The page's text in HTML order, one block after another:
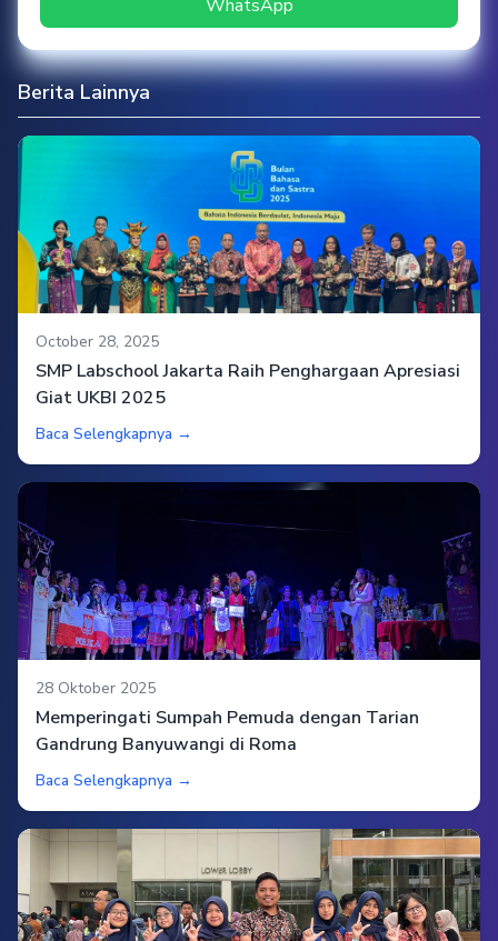
WhatsApp
Berita Lainnya
October 28, 2025
SMP Labschool Jakarta Raih Penghargaan Apresiasi
Giat UKBI 2025
Baca Selengkapnya →
28 Oktober 2025
Memperingati Sumpah Pemuda dengan Tarian
Gandrung Banyuwangi di Roma
Baca Selengkapnya →